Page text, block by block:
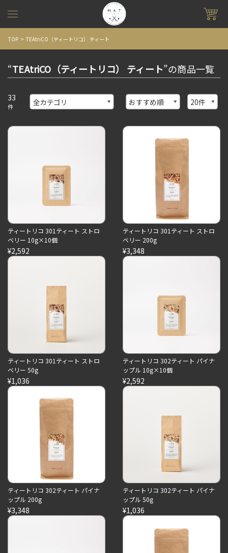
TOP TEAtriCO（ティートリコ） ティート
“TEAtriCO（ティートリコ） ティート”の商品一覧
33
件
ティートリコ 301ティート ストロ
ベリー 10g×10個
¥2,592
ティートリコ 301ティート ストロ
ベリー 200g
¥3,348
ティートリコ 301ティート ストロ
ベリー 50g
¥1,036
ティートリコ 302ティート パイナ
ップル 10g×10個
¥2,592
ティートリコ 302ティート パイナ
ップル 200g
¥3,348
ティートリコ 302ティート パイナ
ップル 50g
¥1,036